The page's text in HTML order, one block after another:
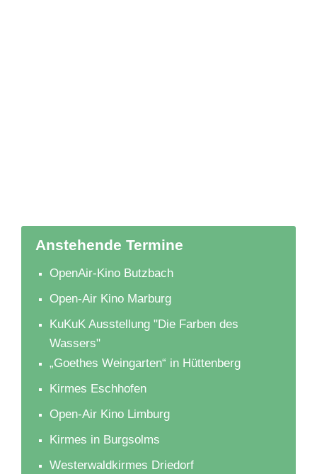
Anstehende Termine
OpenAir-Kino Butzbach
Open-Air Kino Marburg
KuKuK Ausstellung "Die Farben des
Wassers"
„Goethes Weingarten“ in Hüttenberg
Kirmes Eschhofen
Open-Air Kino Limburg
Kirmes in Burgsolms
Westerwaldkirmes Driedorf